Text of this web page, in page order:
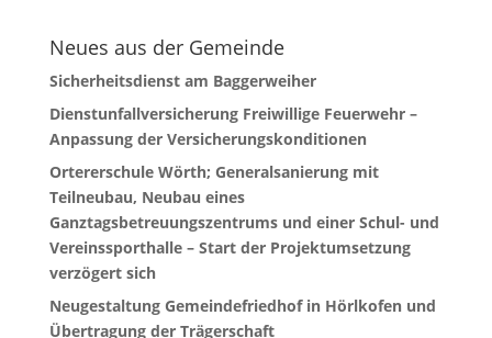
Neues aus der Gemeinde
Sicherheitsdienst am Baggerweiher
Dienstunfallversicherung Freiwillige Feuerwehr –
Anpassung der Versicherungskonditionen
Ortererschule Wörth; Generalsanierung mit
Teilneubau, Neubau eines
Ganztagsbetreuungszentrums und einer Schul- und
Vereinssporthalle – Start der Projektumsetzung
verzögert sich
Neugestaltung Gemeindefriedhof in Hörlkofen und
Übertragung der Trägerschaft